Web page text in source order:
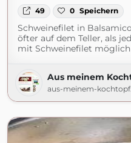
49 0 Speichern
Schweinefilet in
öfter auf dem Teller, als
mit Schweinefilet möglich
Aus meinem
aus-meinem-